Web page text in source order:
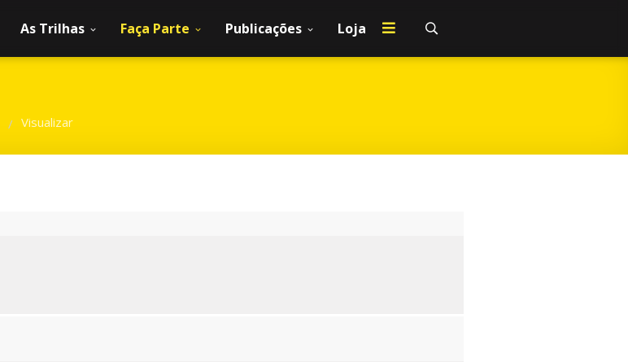
As Trilhas Faça Parte Publicações Loja
/ Visualizar